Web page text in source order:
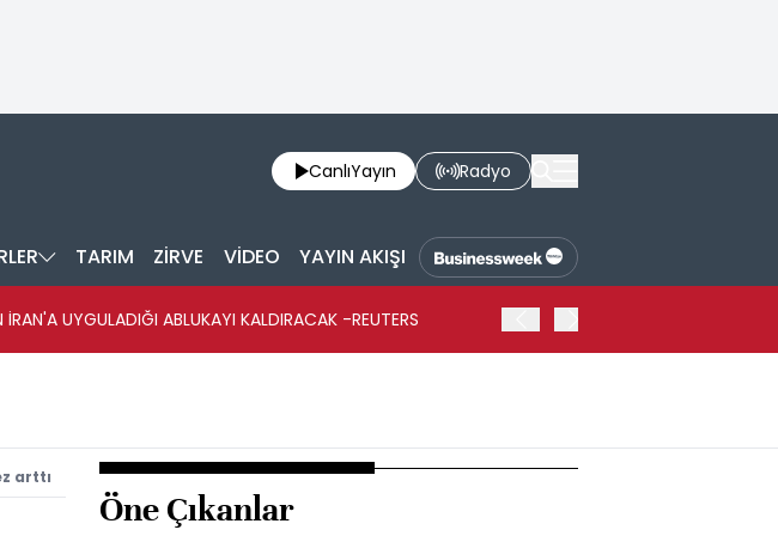
CanlıYayın Radyo
TARIM ZİRVE VİDEO YAYIN AKIŞI
UYGULADIĞI ABLUKAYI KALDIRACAK -REUTERS
arttı
Öne Çıkanlar